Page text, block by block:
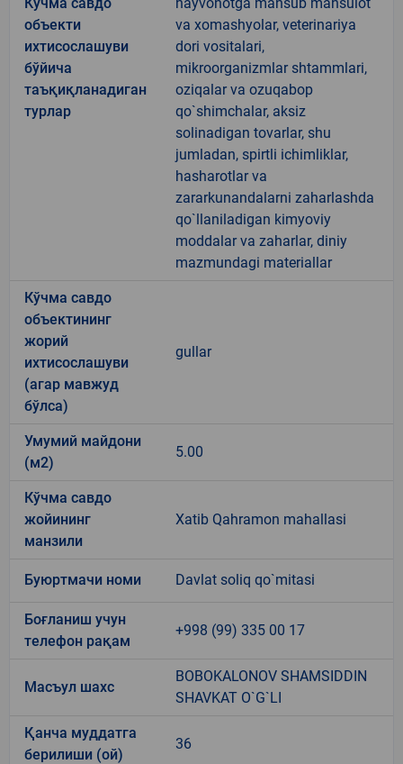
объекти
ихтисослашуви
бўйича
таъқиқланадиган
турлар
va xomashyolar, veterinariya
dori vositalari,
mikroorganizmlar shtammlari,
oziqalar va ozuqabop
qo`shimchalar, aksiz
solinadigan tovarlar, shu
jumladan, spirtli ichimliklar,
hasharotlar va
zararkunandalarni zaharlashda
qo`llaniladigan kimyoviy
moddalar va zaharlar, diniy
mazmundagi materiallar
Кўчма савдо
объектининг
жорий
ихтисослашуви
(агар мавжуд
бўлса)
gullar
Умумий майдони
(м2)
5.00
Кўчма савдо
жойининг
манзили
Xatib Qahramon mahallasi
Буюртмачи номи Davlat soliq qo`mitasi
Боғланиш учун
телефон рақам
+998 (99) 335 00 17
Масъул шахс
BOBOKALONOV SHAMSIDDIN
SHAVKAT O`G`LI
Қанча муддатга
берилиши (ой)
36